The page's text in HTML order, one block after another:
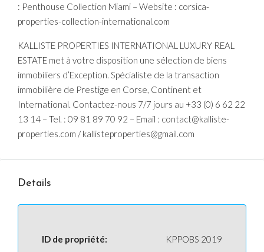
: Penthouse Collection Miami – Website : corsica-
properties-collection-international.com
KALLISTE PROPERTIES INTERNATIONAL LUXURY REAL
ESTATE met à votre disposition une sélection de biens
immobiliers d’Exception. Spécialiste de la transaction
immobilière de Prestige en Corse, Continent et
International. Contactez-nous 7/7 jours au +33 (0) 6 62 22
13 14 – Tel. : 09 81 89 70 92 – Email : contact@kalliste-
properties.com / kallisteproperties@gmail.com
Details
ID de propriété: KPPOBS 2019